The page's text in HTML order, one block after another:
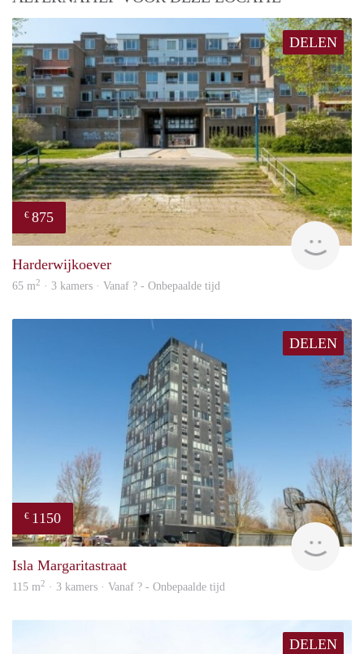
DELEN
€ 875
Harderwijkoever
65 m2 · 3 kamers · Vanaf ? - Onbepaalde tijd
DELEN
€ 1150
Isla Margaritastraat
115 m2 · 3 kamers · Vanaf ? - Onbepaalde tijd
DELEN